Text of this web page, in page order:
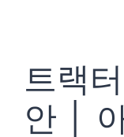
트랙
안 │